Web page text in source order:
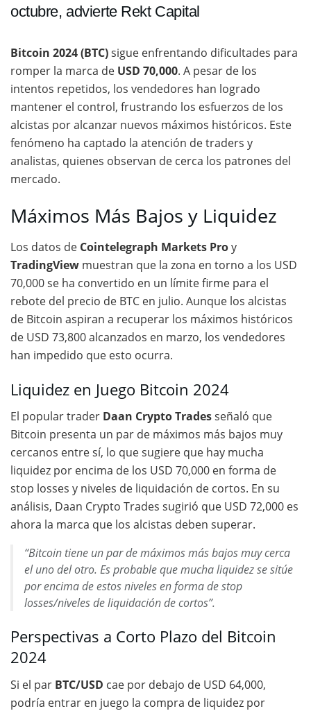
octubre, advierte Rekt Capital
Bitcoin 2024 (BTC)sigue enfrentando dificultades para
romper la marca de USD 70,000. A pesar de los
intentos repetidos, los vendedores han logrado
mantener el control, frustrando los esfuerzos de los
alcistas por alcanzar nuevos máximos históricos. Este
fenómeno ha captado la atención de traders y
analistas, quienes observan de cerca los patrones del
mercado.
Máximos Más Bajos y Liquidez
Los datos de Cointelegraph Markets Proy
TradingView muestran que la zona en torno a los USD
70,000 se ha convertido en un límite firme para el
rebote del precio de BTC en julio. Aunque los alcistas
de Bitcoin aspiran a recuperar los máximos históricos
de USD 73,800 alcanzados en marzo, los vendedores
han impedido que esto ocurra.
Liquidez en Juego Bitcoin 2024
El popular trader Daan Crypto Tradesseñaló que
Bitcoin presenta un par de máximos más bajos muy
cercanos entre sí, lo que sugiere que hay mucha
liquidez por encima de los USD 70,000 en forma de
stop losses y niveles de liquidación de cortos. En su
análisis, Daan Crypto Trades sugirió que USD 72,000 es
ahora la marca que los alcistas deben superar.
“Bitcoin tiene un par de máximos más bajos muy cerca
el uno del otro. Es probable que mucha liquidez se sitúe
por encima de estos niveles en forma de stop
losses/niveles de liquidación de cortos”.
Perspectivas a Corto Plazo del Bitcoin
2024
Si el par BTC/USD cae por debajo de USD 64,000,
podría entrar en juego la compra de liquidez por